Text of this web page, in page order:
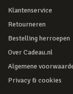
Klantenservice
Retourneren
Bestelling herroepen
Over Cadeau.nl
Algemene
Privacy & cookies